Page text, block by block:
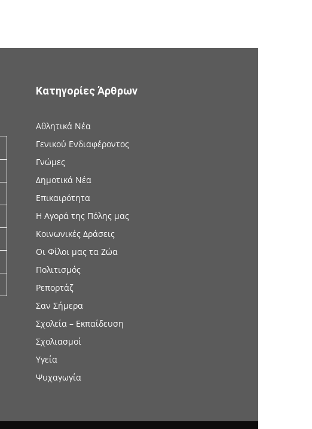
Κατηγορίες Άρθρων
Αθλητικά Νέα
Γενικού Ενδιαφέροντος
Γνώμες
Δημοτικά Νέα
Επικαιρότητα
Η Αγορά της Πόλης μας
Κοινωνικές Δράσεις
Οι Φίλοι μας τα Ζώα
Πολιτισμός
Ρεπορτάζ
Σαν Σήμερα
Σχολεία – Εκπαίδευση
Σχολιασμοί
Υγεία
Ψυχαγωγία